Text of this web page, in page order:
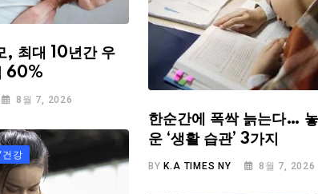
, 최대 10년간 우
60%
8월 7, 2026
한순간에 폭싹 늙는다…
운 ‘생활 습관’ 3가지
BY K.A TIMES NY 8월 7, 2026
강